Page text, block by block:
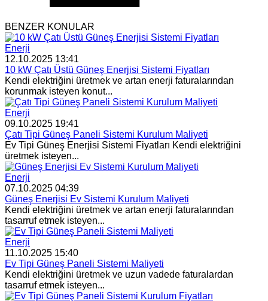
BENZER KONULAR
Enerji
12.10.2025 13:41
10 kW Çatı Üstü Güneş Enerjisi Sistemi Fiyatları
Kendi elektriğini üretmek ve artan enerji faturalarından
korunmak isteyen konut...
Enerji
09.10.2025 19:41
Çatı Tipi Güneş Paneli Sistemi Kurulum Maliyeti
Ev Tipi Güneş Enerjisi Sistemi Fiyatları Kendi elektriğini
üretmek isteyen...
Enerji
07.10.2025 04:39
Güneş Enerjisi Ev Sistemi Kurulum Maliyeti
Kendi elektriğini üretmek ve artan enerji faturalarından
tasarruf etmek isteyen...
Enerji
11.10.2025 15:40
Ev Tipi Güneş Paneli Sistemi Maliyeti
Kendi elektriğini üretmek ve uzun vadede faturalardan
tasarruf etmek isteyen...